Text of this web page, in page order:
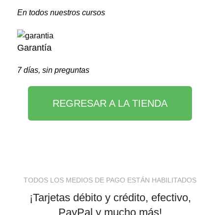
En todos nuestros cursos
Garantía
7 días, sin preguntas
REGRESAR A LA TIENDA
TODOS LOS MEDIOS DE PAGO ESTÁN HABILITADOS
¡Tarjetas débito y crédito, efectivo,
PayPal y mucho más!